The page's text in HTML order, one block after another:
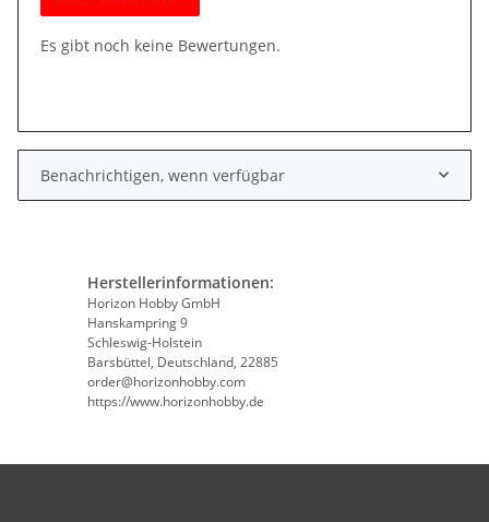
Es gibt noch keine Bewertungen.
Benachrichtigen, wenn verfügbar
Herstellerinformationen:
Horizon Hobby GmbH
Hanskampring 9
Schleswig-Holstein
Barsbüttel, Deutschland, 22885
order@horizonhobby.com
https://www.horizonhobby.de